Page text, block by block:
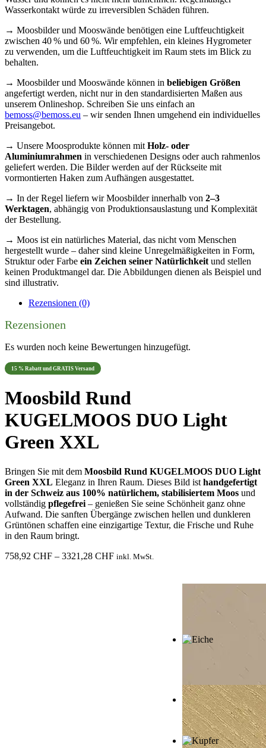
Wasserkontakt würde zu irreversiblen Schäden führen.
→ Moosbilder und Mooswände benötigen eine Luftfeuchtigkeit
zwischen 40 % und 60 %. Wir empfehlen, ein kleines Hygrometer
zu verwenden, um die Luftfeuchtigkeit im Raum stets im Blick zu
behalten.
→ Moosbilder und Mooswände können in beliebigen Größen
angefertigt werden, nicht nur in den standardisierten Maßen aus
unserem Onlineshop. Schreiben Sie uns einfach an
bemoss@bemoss.eu – wir senden Ihnen umgehend ein individuelles
Preisangebot.
→ Unsere Moosprodukte können mit Holz- oder
Aluminiumrahmen in verschiedenen Designs oder auch rahmenlos
geliefert werden. Die Bilder werden auf der Rückseite mit
vormontierten Haken zum Aufhängen ausgestattet.
→ In der Regel liefern wir Moosbilder innerhalb von 2–3
Werktagen, abhängig von Produktionsauslastung und Komplexität
der Bestellung.
→ Moos ist ein natürliches Material, das nicht vom Menschen
hergestellt wurde – daher sind kleine Unregelmäßigkeiten in Form,
Struktur oder Farbe ein Zeichen seiner Natürlichkeit und stellen
keinen Produktmangel dar. Die Abbildungen dienen als Beispiel und
sind illustrativ.
Rezensionen (0)
Rezensionen
Es wurden noch keine Bewertungen hinzugefügt.
15 % Rabatt und GRATIS Versand
Moosbild Rund
KUGELMOOS DUO Light
Green XXL
Bringen Sie mit dem Moosbild Rund KUGELMOOS DUO Light
Green XXL Eleganz in Ihren Raum. Dieses Bild ist handgefertigt
in der Schweiz aus 100% natürlichem, stabilisiertem Moos und
vollständig pflegefrei – genießen Sie seine Schönheit ganz ohne
Aufwand. Die sanften Übergänge zwischen hellen und dunkleren
Grüntönen schaffen eine einzigartige Textur, die Frische und Ruhe
in den Raum bringt.
758,92 CHF – 3321,28 CHFPreisspanne:
inkl. MwSt.